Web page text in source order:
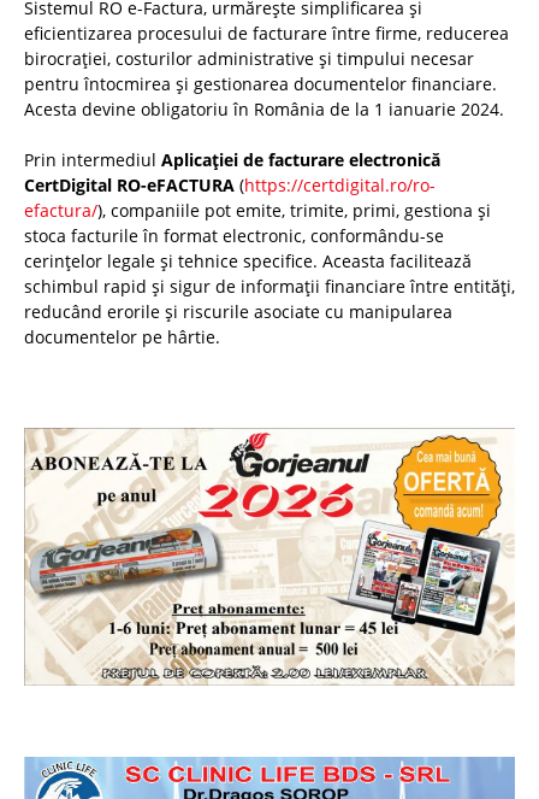
Sistemul RO e-Factura, urmărește simplificarea și
eficientizarea procesului de facturare între firme, reducerea
birocrației, costurilor administrative și timpului necesar
pentru întocmirea și gestionarea documentelor financiare.
Acesta devine obligatoriu în România de la 1 ianuarie 2024.
Prin intermediul Aplicației de facturare electronică
CertDigital RO-eFACTURA (https://certdigital.ro/ro-
efactura/), companiile pot emite, trimite, primi, gestiona și
stoca facturile în format electronic, conformându-se
cerințelor legale și tehnice specifice. Aceasta facilitează
schimbul rapid și sigur de informații financiare între entități,
reducând erorile și riscurile asociate cu manipularea
documentelor pe hârtie.